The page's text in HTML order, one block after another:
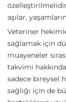
aşılar,
Veteriner
sağlamak için
muayeneler
takvimi
sadece bireysel
sağlığı için de